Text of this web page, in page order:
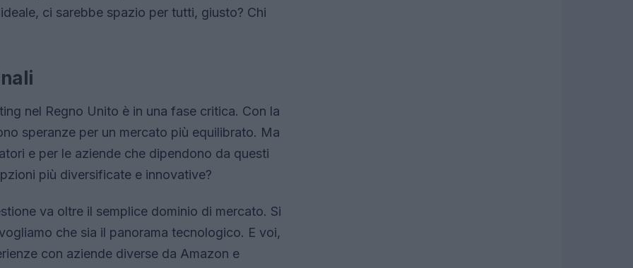
ci sarebbe spazio per tutti, giusto? Chi
nel Regno Unito è in una fase critica. Con la
speranze per un mercato più equilibrato. Ma
e per le aziende che dipendono da questi
più diversificate e innovative?
va oltre il semplice dominio di mercato. Si
che sia il panorama tecnologico. E voi,
con aziende diverse da Amazon e